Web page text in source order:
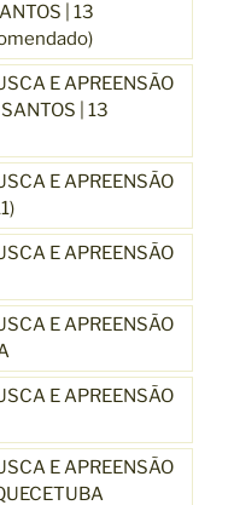
| 13
E APREENSÃO
| 13
E APREENSÃO
E APREENSÃO
E APREENSÃO
E APREENSÃO
E APREENSÃO